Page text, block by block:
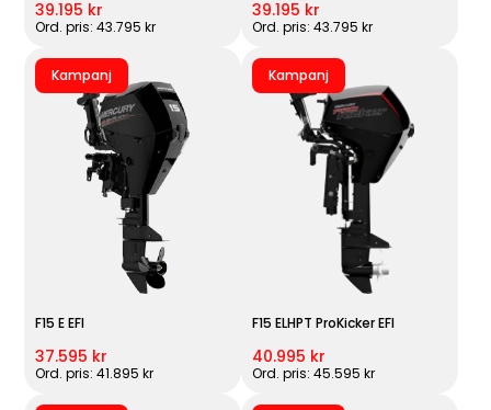
39.195 kr
Ord. pris: 43.795 kr
39.195 kr
Ord. pris: 43.795 kr
Kampanj
F15 E EFI
37.595 kr
Ord. pris: 41.895 kr
Kampanj
F15 ELHPT ProKicker EFI
40.995 kr
Ord. pris: 45.595 kr